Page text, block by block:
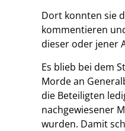
Dort konnten sie
kommentieren
dieser oder jener
Es blieb bei dem
Morde an
die Beteiligten
nachgewiesener
wurden. Damit